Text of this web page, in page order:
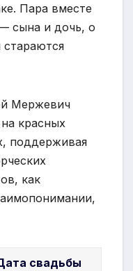
Пара вместе
сына и дочь, о
стараются
Мержевич
красных
поддерживая
как
свадьбы